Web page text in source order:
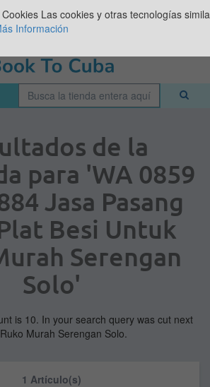
de la
para 'WA 0859
Jasa Pasang
Besi Untuk
Serengan
Solo'
is 10. In your search query was cut next
Murah Serengan Solo.
1 Artículo(s)
Las cookies y otras tecnologías
Información